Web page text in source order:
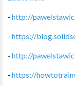
- http://
- https://
- http://
- https://